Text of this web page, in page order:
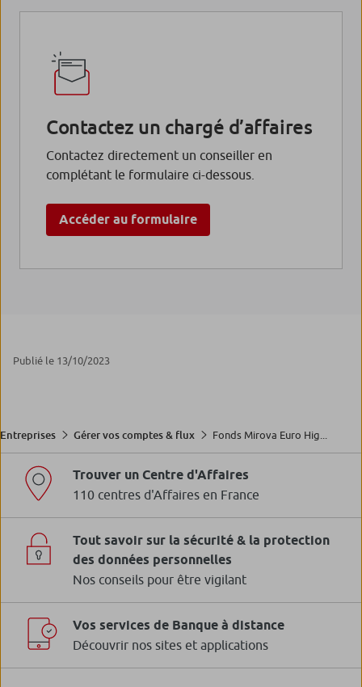
Contactez un chargé d’affaires
Contactez directement un conseiller en
complétant le formulaire ci-dessous.
Accéder au formulaire
Publié le 13/10/2023
Entreprises Gérer vos comptes & flux Fonds Mirova Euro Hig...
Trouver un Centre d'Affaires
110 centres d'Affaires en France
Tout savoir sur la sécurité & la protection
des données personnelles
Nos conseils pour être vigilant
Vos services de Banque à distance
Découvrir nos sites et applications